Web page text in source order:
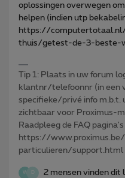
oplossingen overwegen
helpen (indien utp
https://
thuis/getest-de-3-beste-
Tip 1: Plaats in uw forum
klantnr/telefoonnr (in een
specifieke/privé info m.b.t.
zichtbaar voor Proximus-
Raadpleeg de FAQ pagina's
https://
particulieren/support.html
W D 2 mensen vinden dit